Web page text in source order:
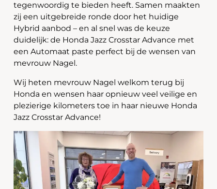
tegenwoordig te bieden heeft. Samen maakten
zij een uitgebreide ronde door het huidige
Hybrid aanbod – en al snel was de keuze
duidelijk: de Honda Jazz Crosstar Advance met
een Automaat paste perfect bij de wensen van
mevrouw Nagel.
Wij heten mevrouw Nagel welkom terug bij
Honda en wensen haar opnieuw veel veilige en
plezierige kilometers toe in haar nieuwe Honda
Jazz Crosstar Advance!